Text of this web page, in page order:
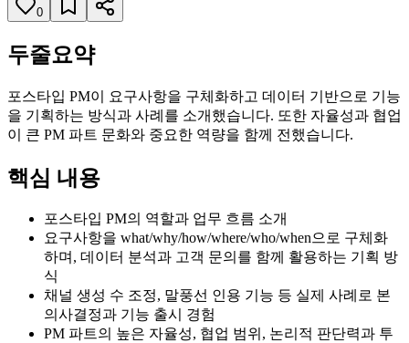
0
두줄요약
포스타입 PM이 요구사항을 구체화하고 데이터 기반으로 기능
을 기획하는 방식과 사례를 소개했습니다. 또한 자율성과 협업
이 큰 PM 파트 문화와 중요한 역량을 함께 전했습니다.
핵심 내용
포스타입 PM의 역할과 업무 흐름 소개
요구사항을 what/why/how/where/who/when으로 구체화
하며, 데이터 분석과 고객 문의를 함께 활용하는 기획 방
식
채널 생성 수 조정, 말풍선 인용 기능 등 실제 사례로 본
의사결정과 기능 출시 경험
PM 파트의 높은 자율성, 협업 범위, 논리적 판단력과 투